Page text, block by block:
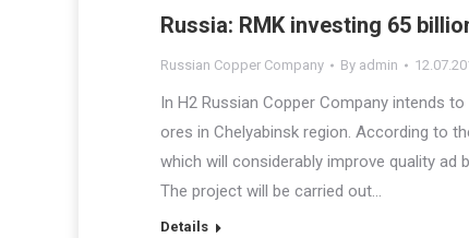
Russia: RMK investing 65
Russian Copper Company By admin
In H2 Russian Copper Company intends
ores in Chelyabinsk region. According to
which will considerably improve quality ad
The project will be carried out…
Details